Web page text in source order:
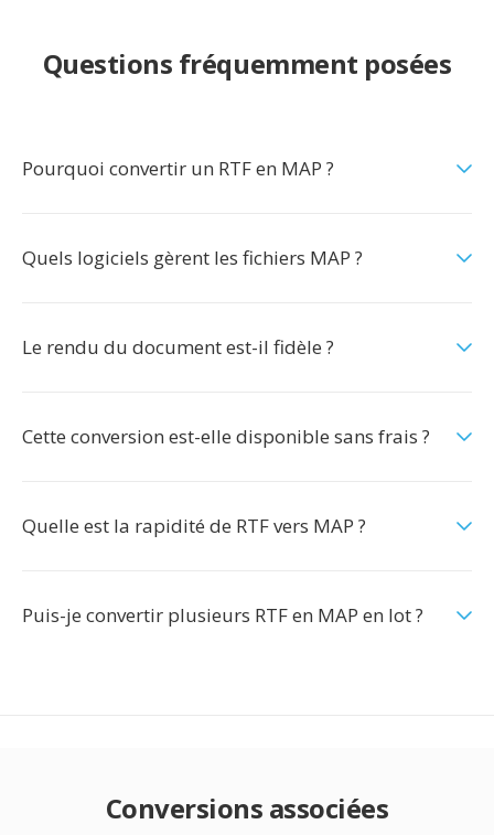
Questions fréquemment posées
Pourquoi convertir un RTF en MAP ?
Quels logiciels gèrent les fichiers MAP ?
Le rendu du document est-il fidèle ?
Cette conversion est-elle disponible sans frais ?
Quelle est la rapidité de RTF vers MAP ?
Puis-je convertir plusieurs RTF en MAP en lot ?
Conversions associées